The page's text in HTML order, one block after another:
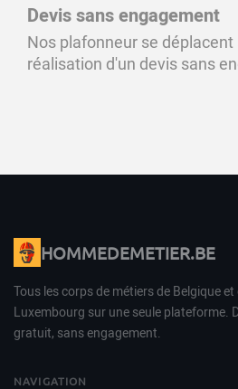
Devis sans engagement
Nos plafonneur se déplacent
réalisation d'un devis sans
HOMMEDEMETIER.BE
Tous les corps de métiers de Belgique et
Luxembourg sur une seule plateforme.
gratuit, sans engagement.
NAVIGATION